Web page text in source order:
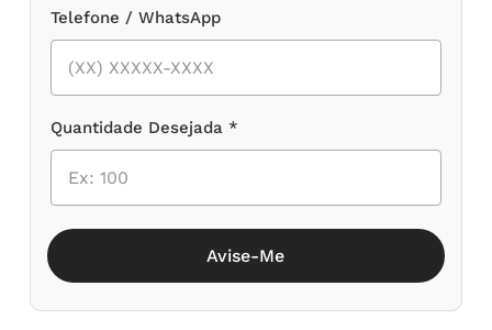
Telefone / WhatsApp
Quantidade Desejada *
Avise-Me